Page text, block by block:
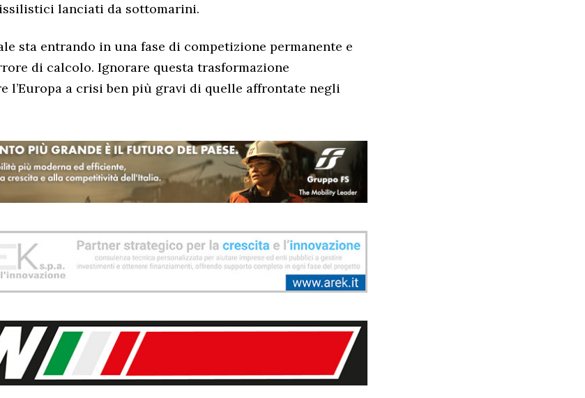
lanciati da sottomarini.
sta entrando in una fase di competizione permanente e
di calcolo. Ignorare questa trasformazione
l’Europa a crisi ben più gravi di quelle affrontate negli